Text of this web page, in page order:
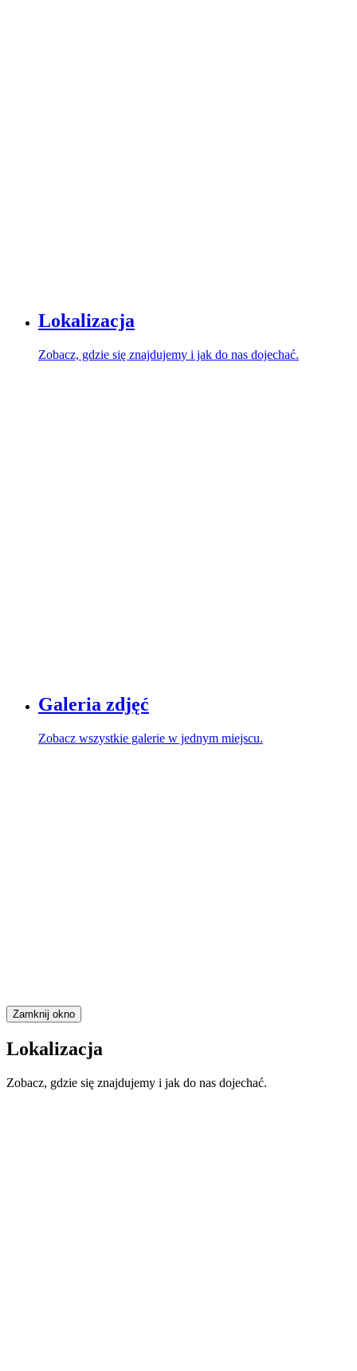
Lokalizacja
Zobacz, gdzie się znajdujemy i jak do nas dojechać.
Galeria zdjęć
Zobacz wszystkie galerie w jednym miejscu.
Zamknij okno
Lokalizacja
Zobacz, gdzie się znajdujemy i jak do nas dojechać.